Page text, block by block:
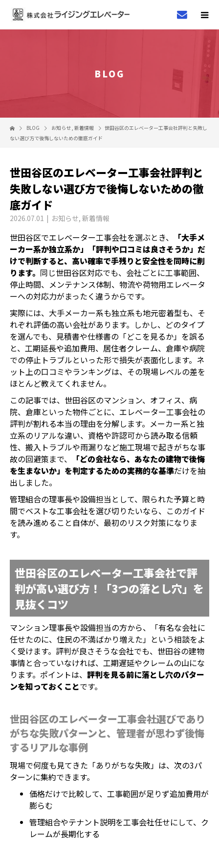
BLOG
BLOG お知らせ, 新着情報
世田谷区のエレベーター工事会社評判と失敗し
ない選び方で後悔しないための徹底ガイド
世田谷区のエレベーター工事会社評判と
失敗しない選び方で後悔しないための徹
底ガイド
2026.07.01 お知らせ, 新着情報
世田谷区でエレベーター工事会社を選ぶとき、
「大手メ
ーカー系か独立系か」「評判や口コミは良さそうか」だ
けで判断すると、高い確率で手残りと安全性を同時に削
ります。 同じ世田谷区対応でも、会社ごとに工事範囲、
停止時間、メンテナンス体制、物流や荷物用エレベータ
ーへの対応力がまったく違うからです。
実際には、大手メーカー系も独立系も地元密着型も、そ
れぞれ評価の高い会社があります。しかし、どのタイプ
を選んでも、見積書や仕様書の「どこを見るか」を誤る
と、工期延長や追加費用、居住者クレーム、倉庫や病院
での停止トラブルといった形で損失が表面化します。ネ
ット上の口コミやランキングは、その現場レベルの差を
ほとんど教えてくれません。
この記事では、世田谷区のマンション、オフィス、病
院、倉庫といった物件ごとに、エレベーター工事会社の
評判が割れる本当の理由を分解します。メーカー系と独
立系のリアルな違い、資格や許認可から読み取る信頼
性、搬入トラブルや雨漏りなど施工現場で起きがちな事
故の回避策まで、
「どの会社なら、あなたの建物で後悔
を生まないか」を判定するための実務的な基準だけを抽
出しました。
管理組合の理事長や設備担当として、限られた予算と時
間でベストな工事会社を選び切りたいなら、このガイド
を読み進めること自体が、最初のリスク対策になりま
す。
世田谷区のエレベーター工事会社で評
判が高い選び方！「3つの落とし穴」を
見抜くコツ
マンション理事長や設備担当の方から、「有名な会社に
任せたのに、住民の不満ばかり増えた」という相談をよ
く受けます。評判が良さそうな会社でも、世田谷の建物
事情と合っていなければ、工期遅延やクレームの山にな
ります。ポイントは、 評判を見る前に落とし穴のパター
ンを知っておくことです。
世田谷区のエレベーター工事会社選びであり
がちな失敗パターンと、管理者が思わず後悔
するリアルな事例
現場で何度も見てきた「ありがちな失敗」は、次の3パ
ターンに集約できます。
価格だけで比較して、工事範囲が足りず追加費用が
膨らむ
管理組合やテナント説明を工事会社任せにして、ク
レームが長期化する